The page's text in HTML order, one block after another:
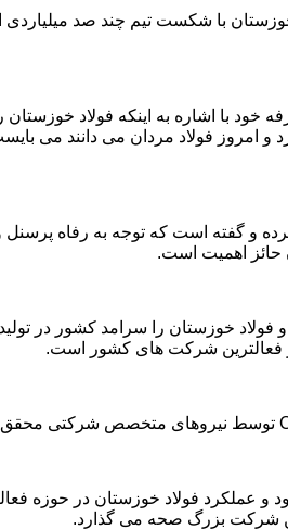
فوتبال فولاد خوزستان با شکست تیم چند
اشاره به اینکه فولاد خوزستان
و گفته است که توجه به رفاه پرسنل
حائز اهمیت است.
خوزستان را سرامد کشور در
فعالترین شرکت های کشور است.
ای کربلا ۲۵ فروردین مهمان فولادی ها می شود و عملکرد